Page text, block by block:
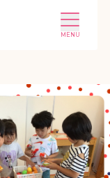
選ばれる理由